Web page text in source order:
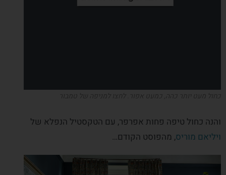
והנה כחול טיפה פחות אפרפר, עם הטקסטיל הנפלא של
ויליאם מוריס, מהפוסט הקודם…